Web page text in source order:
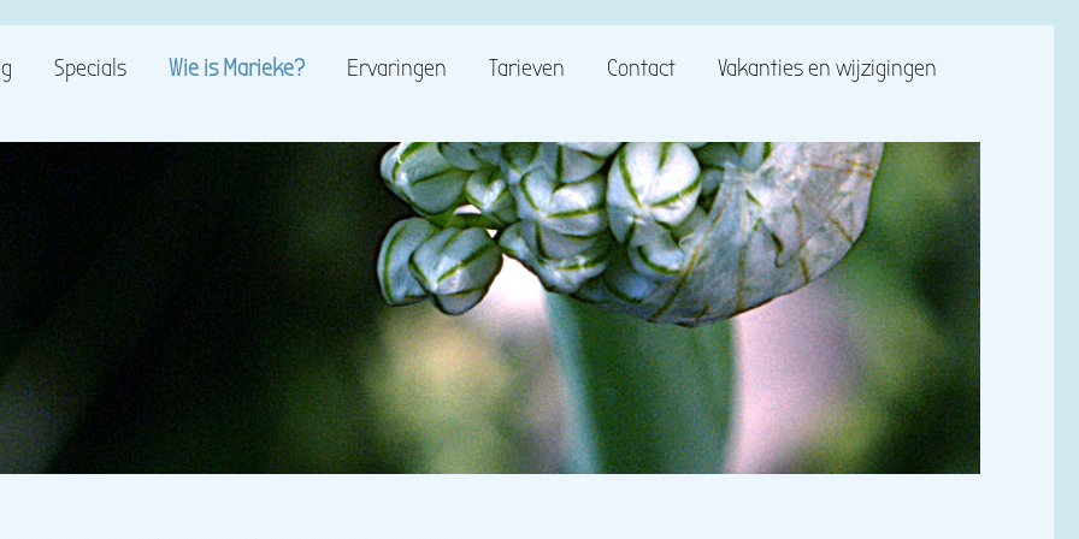
Specials Wie is Marieke? Ervaringen Tarieven Contact Vakanties en wijzigingen